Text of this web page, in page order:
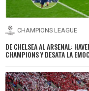
CHAMPIONS LEAGUE
DE CHELSEA AL ARSENAL:
CHAMPIONS Y DESATA LA